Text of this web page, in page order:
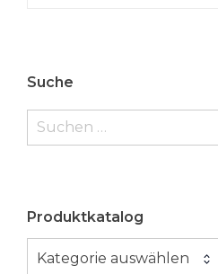
Suche
Suchen
Produktkatalog
Kategorie auswählen